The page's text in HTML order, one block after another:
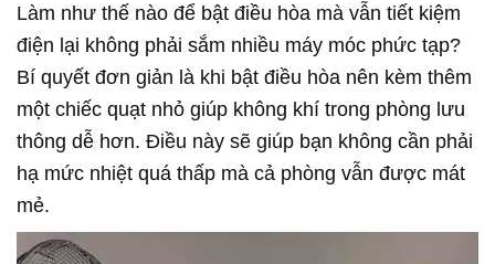
Làm như thế nào để bật điều hòa mà vẫn tiết kiệm
điện lại không phải sắm nhiều máy móc phức tạp?
Bí quyết đơn giản là khi bật điều hòa nên kèm thêm
một chiếc quạt nhỏ giúp không khí trong phòng lưu
thông dễ hơn. Điều này sẽ giúp bạn không cần phải
hạ mức nhiệt quá thấp mà cả phòng vẫn được mát
mẻ.